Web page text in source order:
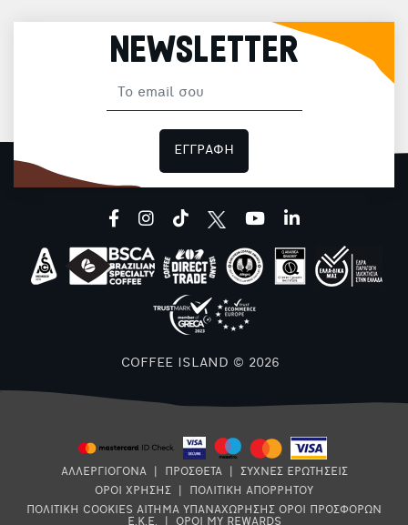
NEWSLETTER
ΕΓΓΡΑΦΗ
facebookinstagram
tiktok youtubelinkedin
COFFEE ISLAND © 2026
ΑΛΛΕΡΓΙΟΓΟΝΑ ΠΡΟΣΘΕΤΑ
ΣΥΧΝΕΣ ΕΡΩΤΗΣΕΙΣ
ΟΡΟΙ ΧΡΗΣΗΣ
ΠΟΛΙΤΙΚΗ ΑΠΟΡΡΗΤΟΥ
ΠΟΛΙΤΙΚΗ COOKIES ΑΙΤΗΜΑ ΥΠΑΝΑΧΩΡΗΣΗΣ ΟΡΟΙ ΠΡΟΣΦΟΡΩΝ
Ε.Κ.Ε.
ΟΡΟΙ MY REWARDS